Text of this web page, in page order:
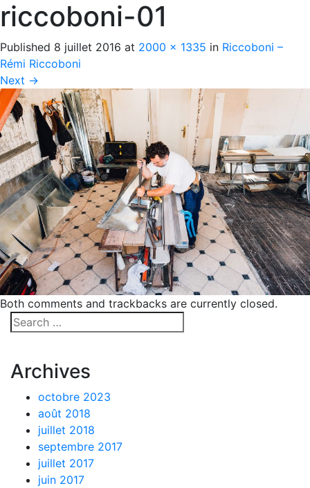
riccoboni-01
Published 8 juillet 2016 at 2000 × 1335 in Riccoboni –
Rémi Riccoboni
Next →
Both comments and trackbacks are currently closed.
Archives
octobre 2023
août 2018
juillet 2018
septembre 2017
juillet 2017
juin 2017